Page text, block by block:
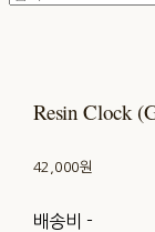
Resin Clock
42,000원
배송비 -